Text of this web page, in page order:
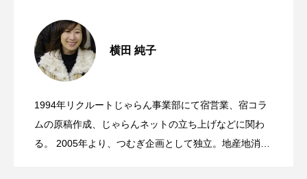
横田 純子
1994年リクルートじゃらん事業部にて宿営業、宿コラ
ムの原稿作成、じゃらんネットの立ち上げなどに関わ
る。 2005年より、つむぎ企画として独立。地産地消の
2024.12.09
2024.12.02
2024.12.01 昭和村 からむしパンフ